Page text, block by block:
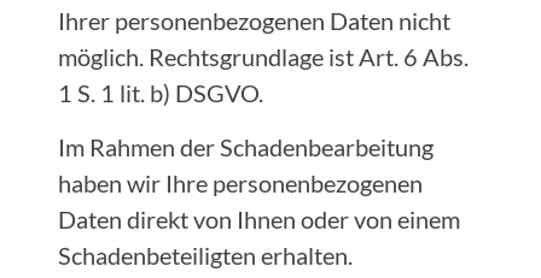
Ihrer personenbezogenen Daten nicht
möglich. Rechtsgrundlage ist Art. 6 Abs.
1 S. 1 lit. b) DSGVO.
Im Rahmen der Schadenbearbeitung
haben wir Ihre personenbezogenen
Daten direkt von Ihnen oder von einem
Schadenbeteiligten erhalten.